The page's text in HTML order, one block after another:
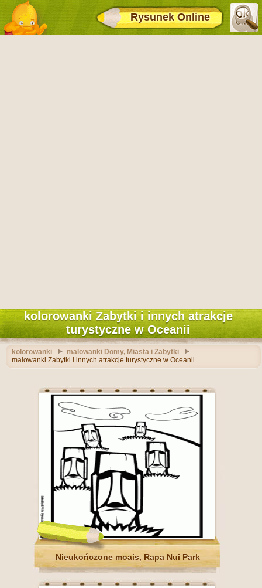
Rysunek Online
kolorowanki Zabytki i innych atrakcje
turystyczne w Oceanii
kolorowanki
malowanki Domy, Miasta i Zabytki
malowanki Zabytki i innych atrakcje turystyczne w Oceanii
Nieukończone moais, Rapa Nui Park